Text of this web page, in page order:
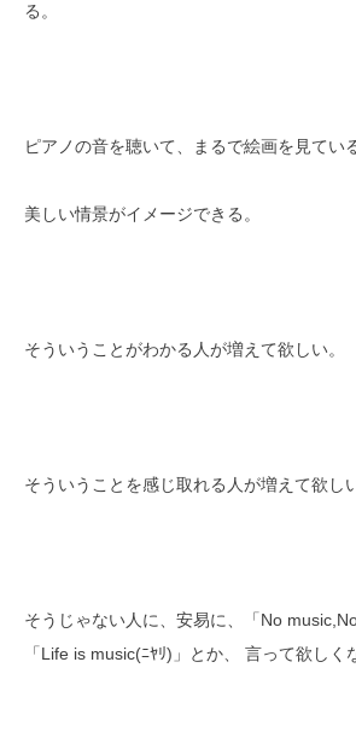
る。
ピアノの音を聴いて、まるで絵画を見てい
美しい情景がイメージできる。
そういうことがわかる人が増えて欲しい。
そういうことを感じ取れる人が増えて欲しい
そうじゃない人に、安易に、「No
「Life is music(ﾆﾔﾘ)」とか、 言って欲しく